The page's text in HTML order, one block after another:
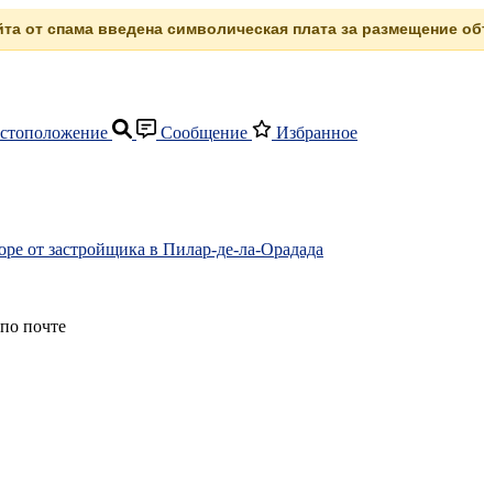
от спама введена символическая плата за размещение
Сообщение Избранное
от застройщика в Пилар-де-ла-Орадада
почте